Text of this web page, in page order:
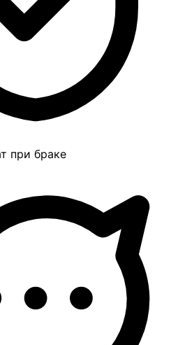
при браке